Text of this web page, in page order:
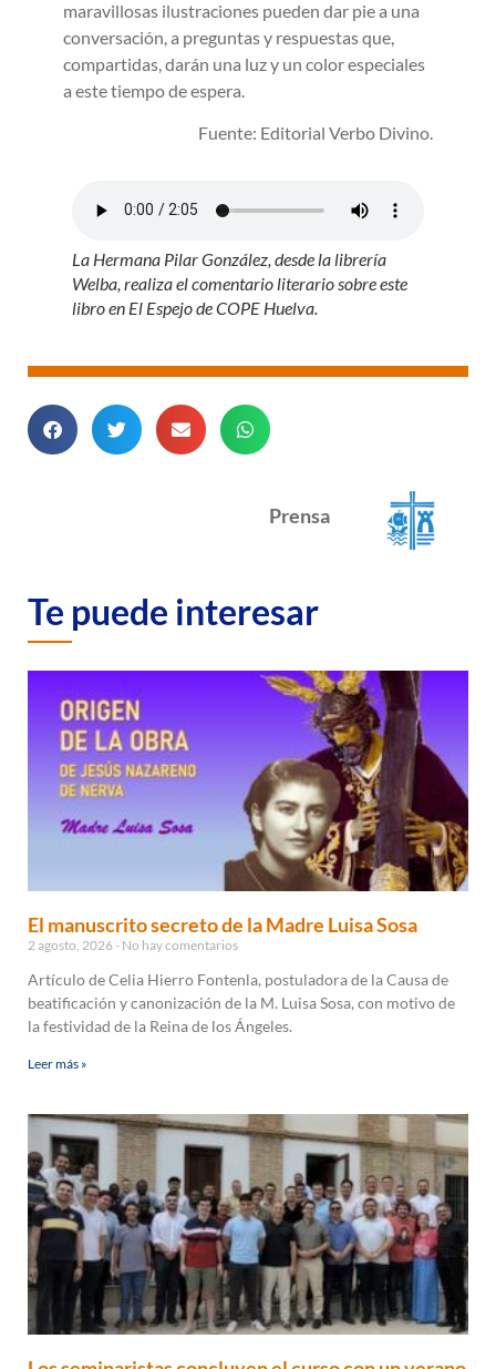
maravillosas ilustraciones pueden dar pie a una
conversación, a preguntas y respuestas que,
compartidas, darán una luz y un color especiales
a este tiempo de espera.
Fuente: Editorial Verbo Divino.
La Hermana Pilar González, desde la librería
Welba, realiza el comentario literario sobre este
libro en El Espejo de COPE Huelva.
Prensa
Te puede interesar
El manuscrito secreto de la Madre Luisa Sosa
2 agosto, 2026 No hay comentarios
Artículo de Celia Hierro Fontenla, postuladora de la Causa de
beatificación y canonización de la M. Luisa Sosa, con motivo de
la festividad de la Reina de los Ángeles.
Leer más »